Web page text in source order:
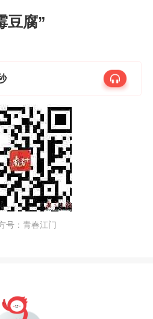
豆腐”
号：青春江门